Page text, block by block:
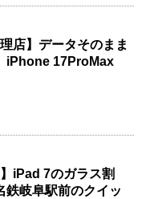
店】データそのまま
iPhone 17ProMax
iPad 7のガラス割
鉄岐阜駅前のクイッ